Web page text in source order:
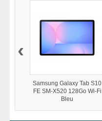
Samsung Galaxy Tab S10
FE SM-X520 128Go Wi-Fi
Bleu
‹